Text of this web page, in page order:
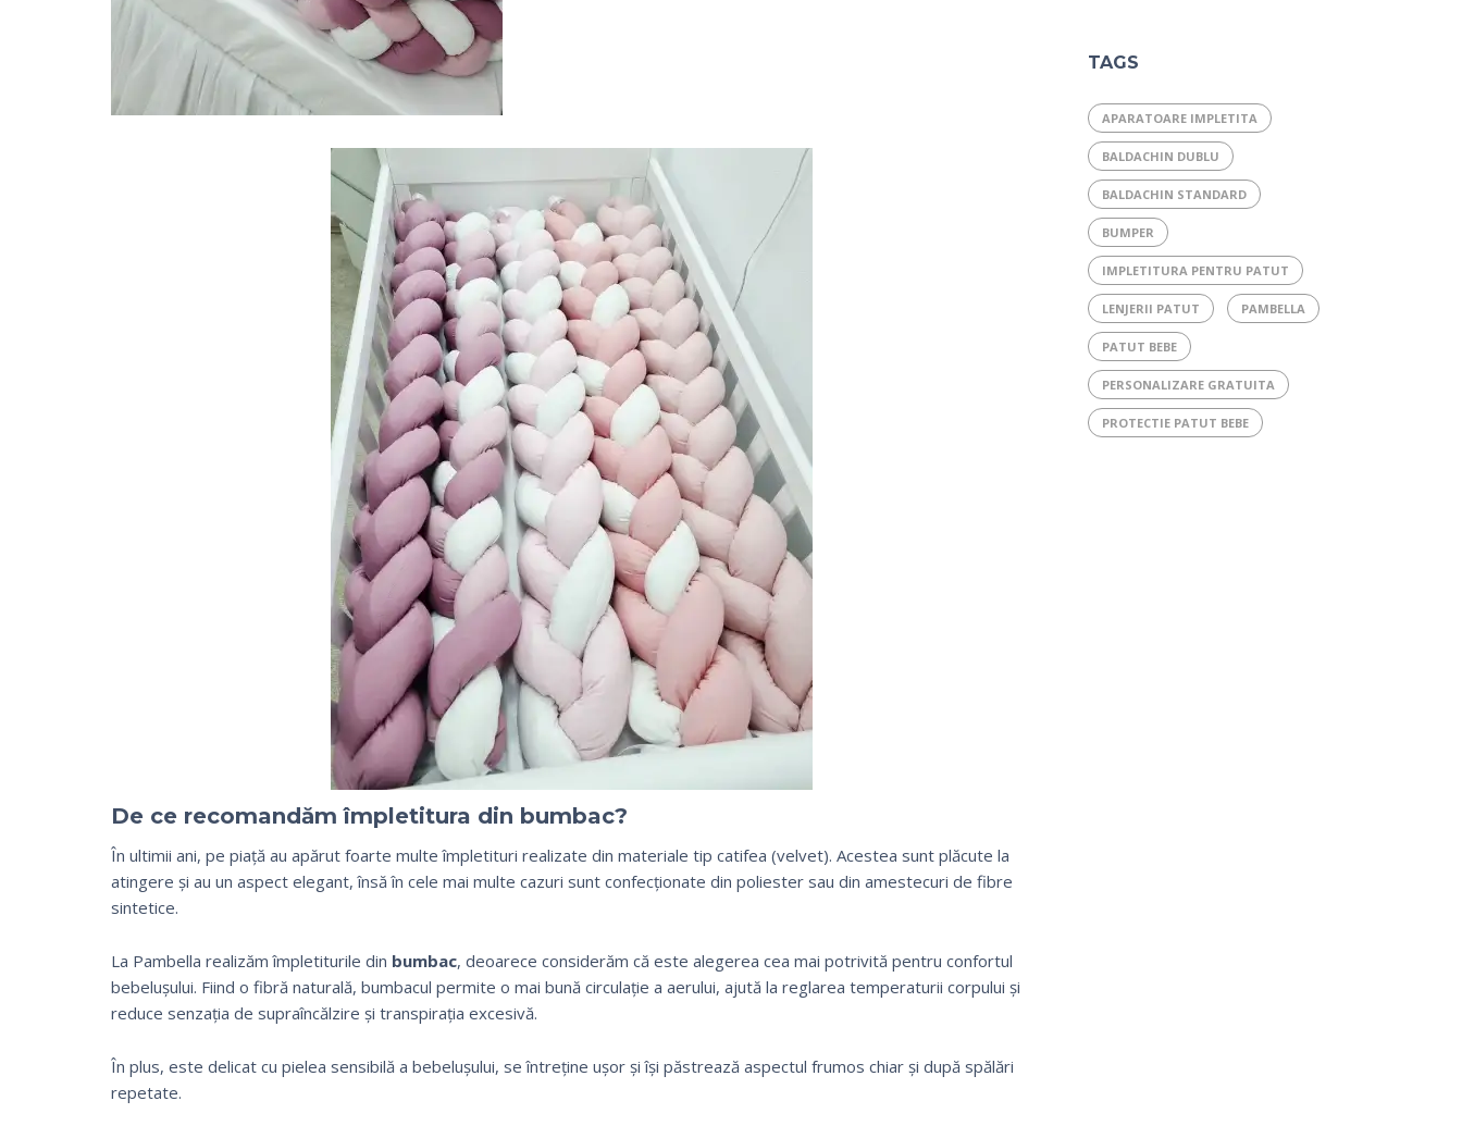
De ce recomandăm împletitura din bumbac?
În ultimii ani, pe piață au apărut foarte multe împletituri realizate din materiale tip catifea (velvet). Acestea sunt plăcute la
atingere și au un aspect elegant, însă în cele mai multe cazuri sunt confecționate din poliester sau din amestecuri de fibre
sintetice.
La Pambella realizăm împletiturile din bumbac, deoarece considerăm că este alegerea cea mai potrivită pentru confortul
bebelușului. Fiind o fibră naturală, bumbacul permite o mai bună circulație a aerului, ajută la reglarea temperaturii corpului și
reduce senzația de supraîncălzire și transpirația excesivă.
În plus, este delicat cu pielea sensibilă a bebelușului, se întreține ușor și își păstrează aspectul frumos chiar și după spălări
repetate.
TAGS
APARATOARE IMPLETITA
BALDACHIN DUBLU
BALDACHIN STANDARD
BUMPER
IMPLETITURA PENTRU PATUT
LENJERII PATUT PAMBELLA
PATUT BEBE
PERSONALIZARE GRATUITA
PROTECTIE PATUT BEBE